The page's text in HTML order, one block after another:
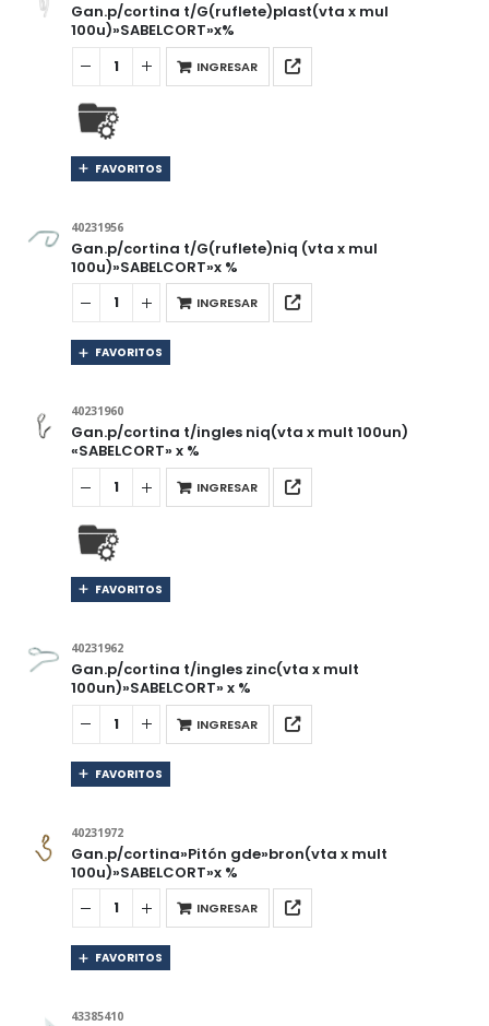
Gan.p/cortina t/G(ruflete)plast(vta x mul
100u)»SABELCORT»x%
INGRESAR
FAVORITOS
40231956
Gan.p/cortina t/G(ruflete)niq (vta x mul
100u)»SABELCORT»x %
INGRESAR
FAVORITOS
40231960
Gan.p/cortina t/ingles niq(vta x mult 100un)
«SABELCORT» x %
INGRESAR
FAVORITOS
40231962
Gan.p/cortina t/ingles zinc(vta x mult
100un)»SABELCORT» x %
INGRESAR
FAVORITOS
40231972
Gan.p/cortina»Pitón gde»bron(vta x mult
100u)»SABELCORT»x %
INGRESAR
FAVORITOS
43385410